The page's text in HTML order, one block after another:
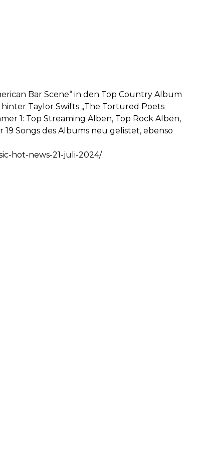
Bar Scene“ in den Top Country Album
Taylor Swifts „The Tortured Poets
1: Top Streaming Alben, Top Rock Alben,
Songs des Albums neu gelistet, ebenso
hot-news-21-juli-2024/